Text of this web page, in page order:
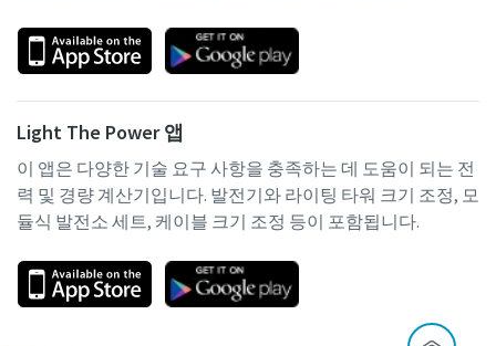
Light The Power 앱
이 앱은 다양한 기술 요구 사항을 충족하는 데 도움이 되는 전
력 및 경량 계산기입니다. 발전기와 라이팅 타워 크기 조정, 모
듈식 발전소 세트, 케이블 크기 조정 등이 포함됩니다.